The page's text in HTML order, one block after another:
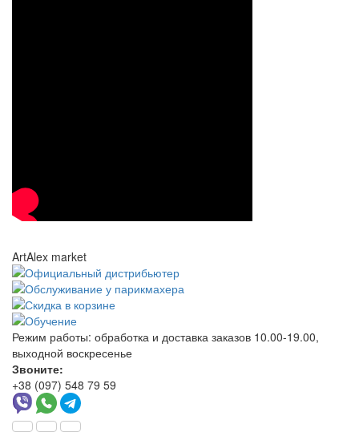
ArtAlex market
Режим работы: обработка и доставка заказов 10.00-19.00,
выходной воскресенье
Звоните:
+38 (097) 548 79 59